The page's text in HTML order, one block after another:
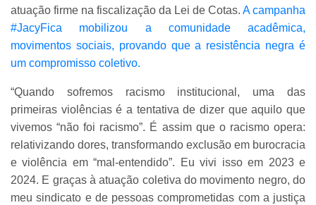
atuação firme na fiscalização da Lei de Cotas. A campanha
#JacyFica mobilizou a comunidade acadêmica,
movimentos sociais, provando que a resistência negra é
um compromisso coletivo.
“Quando sofremos racismo institucional, uma das
primeiras violências é a tentativa de dizer que aquilo que
vivemos “não foi racismo”. É assim que o racismo opera:
relativizando dores, transformando exclusão em burocracia
e violência em “mal-entendido”. Eu vivi isso em 2023 e
2024. E graças à atuação coletiva do movimento negro, do
meu sindicato e de pessoas comprometidas com a justiça